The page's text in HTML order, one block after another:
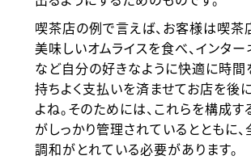
喫茶店の例で言えば、お客様は喫茶
美味しいオムライスを食べ、インタ
など自分の好きなように快適に時間
持ちよく支払いを済ませてお店を後
よね。そのためには、これらを構成
がしっかり管理されているとともに、
調和がとれている必要があります。